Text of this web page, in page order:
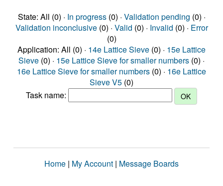
State: All (0) · In progress(0) · Validation pending (0) ·
Validation inconclusive(0) · Valid (0) · Invalid (0) · Error
(0)
Application: All (0) · 14e Lattice Sieve (0) · 15e Lattice
Sieve (0) · 15e Lattice Sieve for smaller numbers (0) ·
16e Lattice Sieve for smaller numbers (0) · 16e Lattice
Sieve V5 (0)
Task name:
Home | My Account | Message Boards